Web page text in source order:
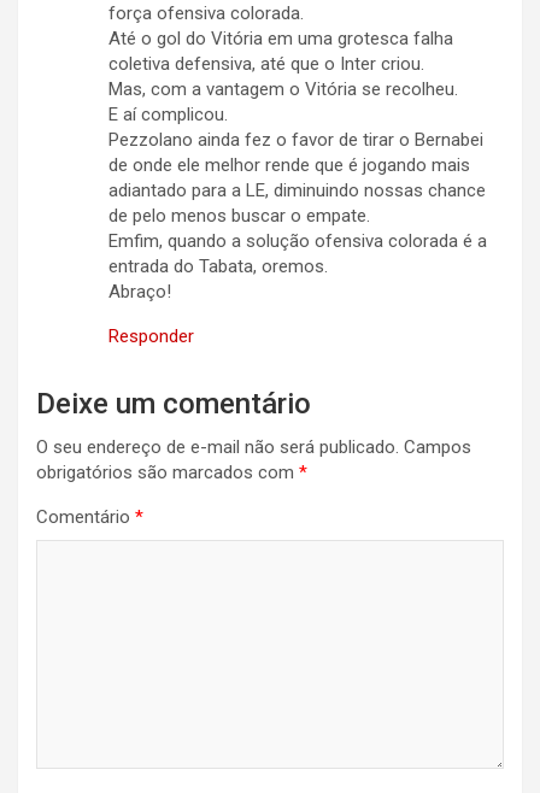
força ofensiva colorada.
Até o gol do Vitória em uma grotesca falha
coletiva defensiva, até que o Inter criou.
Mas, com a vantagem o Vitória se recolheu.
E aí complicou.
Pezzolano ainda fez o favor de tirar o Bernabei
de onde ele melhor rende que é jogando mais
adiantado para a LE, diminuindo nossas chance
de pelo menos buscar o empate.
Emfim, quando a solução ofensiva colorada é a
entrada do Tabata, oremos.
Abraço!
Responder
Deixe um comentário
O seu endereço de e-mail não será publicado. Campos
obrigatórios são marcados com *
Comentário *